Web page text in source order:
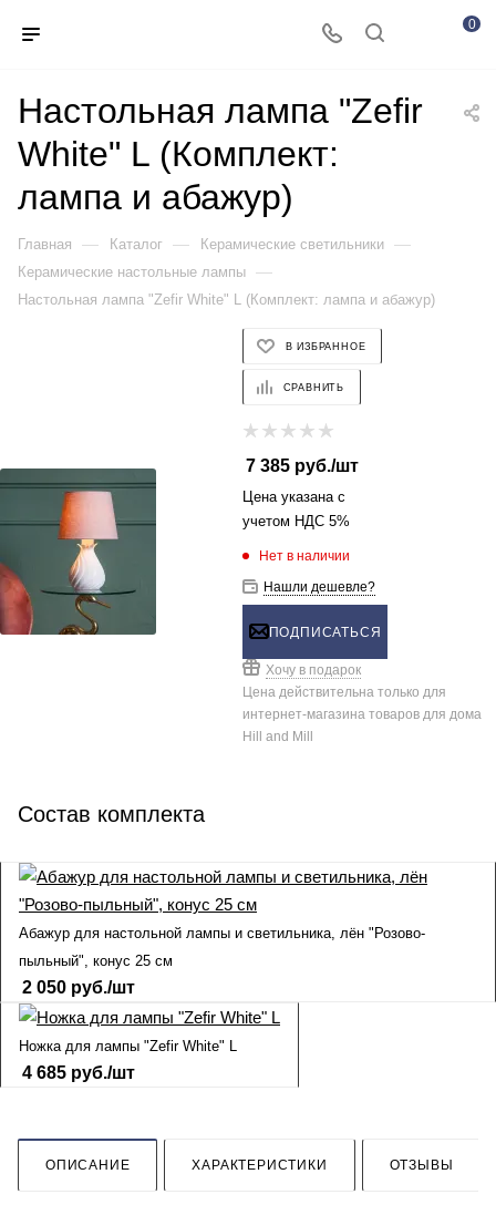
0
Настольная лампа "Zefir
White" L (Комплект:
лампа и абажур)
Главная — Каталог — Керамические светильники —
Керамические настольные лампы —
Настольная лампа "Zefir White" L (Комплект: лампа и абажур)
В ИЗБРАННОЕ
СРАВНИТЬ
7 385руб./шт
Цена указана с
учетом НДС 5%
Нет в наличии
Нашли дешевле?
ПОДПИСАТЬСЯ
Хочу в подарок
Цена действительна только для
интернет-магазина товаров для дома
Hill and Mill
Состав комплекта
Абажур для настольной лампы и светильника, лён "Розово-
пыльный", конус 25 см
2 050 руб./шт
Ножка для лампы "Zefir White" L
4 685 руб./шт
ОПИСАНИЕ ХАРАКТЕРИСТИКИ ОТЗЫВЫ